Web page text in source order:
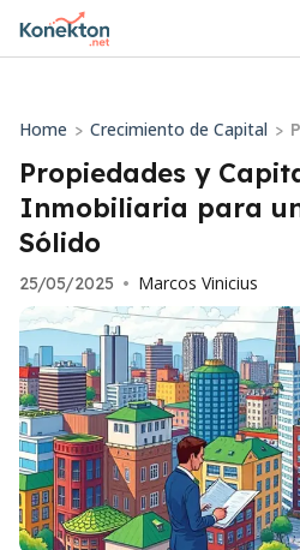
Home > Crecimiento de Capital >
Propiedades y
Inmobiliaria para
Sólido
25/05/2025 • Marcos Vinicius